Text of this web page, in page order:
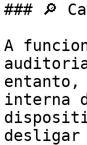
### 🔎
A
interna
desligar